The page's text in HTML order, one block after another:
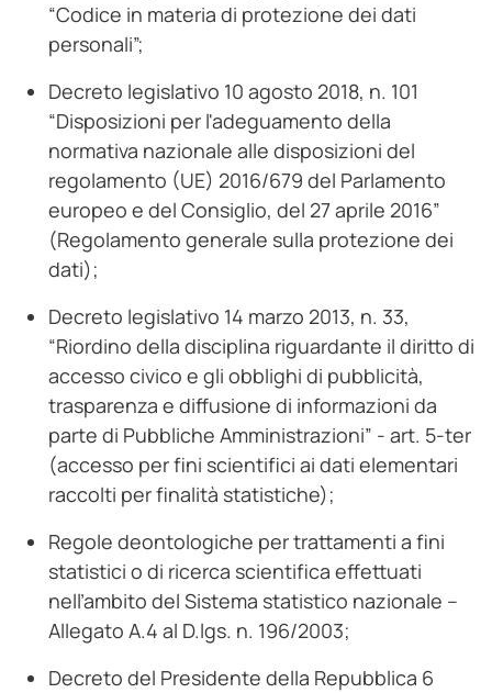
“Codice in materia di protezione dei dati
personali”;
Decreto legislativo 10 agosto 2018, n. 101
“Disposizioni per l'adeguamento della
normativa nazionale alle disposizioni del
regolamento (UE) 2016/679 del Parlamento
europeo e del Consiglio, del 27 aprile 2016”
(Regolamento generale sulla protezione dei
dati);
Decreto legislativo 14 marzo 2013, n. 33,
“Riordino della disciplina riguardante il diritto di
accesso civico e gli obblighi di pubblicità,
trasparenza e diffusione di informazioni da
parte di Pubbliche Amministrazioni” - art. 5-ter
(accesso per fini scientifici ai dati elementari
raccolti per finalità statistiche);
Regole deontologiche per trattamenti a fini
statistici o di ricerca scientifica effettuati
nell’ambito del Sistema statistico nazionale –
Allegato A.4 al D.lgs. n. 196/2003;
Decreto del Presidente della Repubblica 6